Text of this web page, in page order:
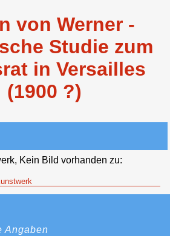
von Werner -
Studie zum
in Versailles
(1900 ?)
Angaben